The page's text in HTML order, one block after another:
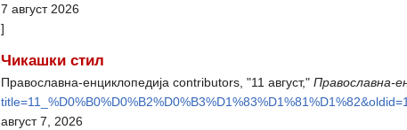
7 август 2026
]
Чикашки стил
Православна-енциклопедија contributors, "11 август," Православна-
август 7, 2026